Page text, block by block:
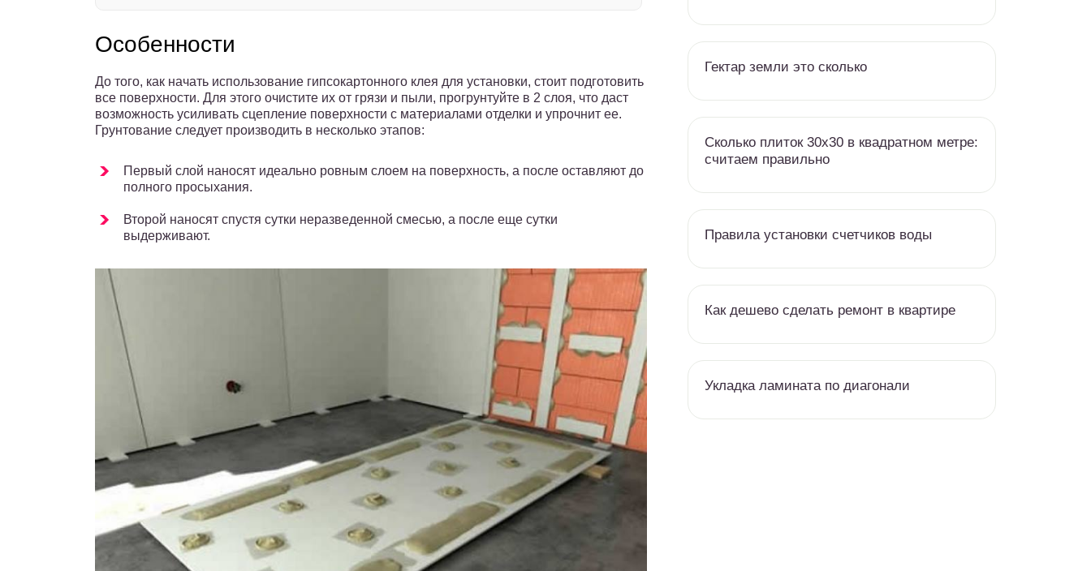
Особенности
До того, как начать использование гипсокартонного клея для установки, стоит подготовить
все поверхности. Для этого очистите их от грязи и пыли, прогрунтуйте в 2 слоя, что даст
возможность усиливать сцепление поверхности с материалами отделки и упрочнит ее.
Грунтование следует производить в несколько этапов:
Первый слой наносят идеально ровным слоем на поверхность, а после оставляют до
полного просыхания.
Второй наносят спустя сутки неразведенной смесью, а после еще сутки
выдерживают.
Гектар земли это сколько
Сколько плиток 30х30 в квадратном метре:
считаем правильно
Правила установки счетчиков воды
Как дешево сделать ремонт в квартире
Укладка ламината по диагонали